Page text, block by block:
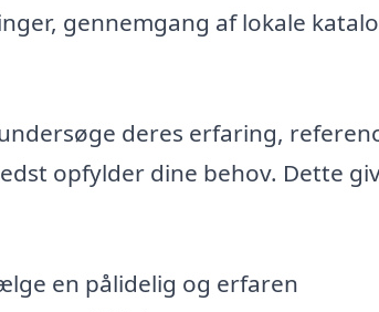
gennemgang af lokale
deres erfaring,
opfylder dine behov. Dette
en pålidelig og erfaren